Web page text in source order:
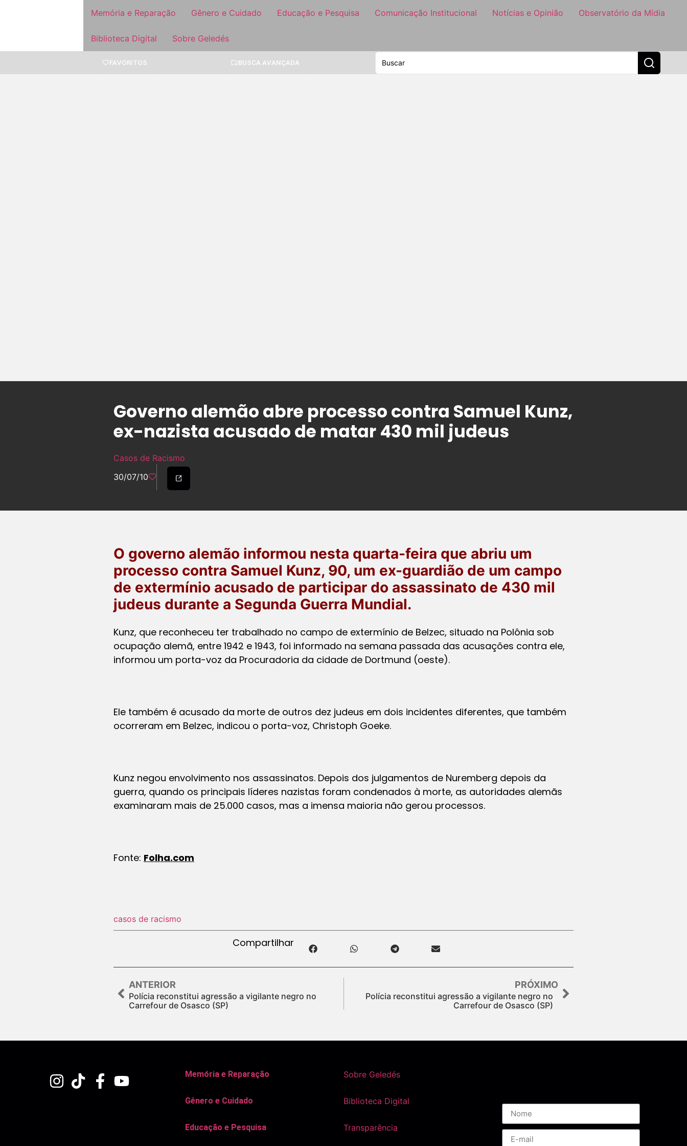
Memória e Reparação Gênero e Cuidado Educação e Pesquisa Comunicação Institucional Notícias e Opinião Observatório da Mídia
Biblioteca Digital Sobre Geledés
FAVORITOS BUSCA AVANÇADA
Governo alemão abre processo contra Samuel Kunz,
ex-nazista acusado de matar 430 mil judeus
Casos de Racismo
30/07/10
O governo alemão informou nesta quarta-feira que abriu um
processo contra Samuel Kunz, 90, um ex-guardião de um campo
de extermínio acusado de participar do assassinato de 430 mil
judeus durante a Segunda Guerra Mundial.
Kunz, que reconheceu ter trabalhado no campo de extermínio de Belzec, situado na Polônia sob
ocupação alemã, entre 1942 e 1943, foi informado na semana passada das acusações contra ele,
informou um porta-voz da Procuradoria da cidade de Dortmund (oeste).
Ele também é acusado da morte de outros dez judeus em dois incidentes diferentes, que também
ocorreram em Belzec, indicou o porta-voz, Christoph Goeke.
Kunz negou envolvimento nos assassinatos. Depois dos julgamentos de Nuremberg depois da
guerra, quando os principais líderes nazistas foram condenados à morte, as autoridades alemãs
examinaram mais de 25.000 casos, mas a imensa maioria não gerou processos.
Fonte: Folha.com
casos de racismo
Compartilhar
ANTERIOR
Polícia reconstitui agressão a vigilante negro no
Carrefour de Osasco (SP)
PRÓXIMO
Polícia reconstitui agressão a vigilante negro no
Carrefour de Osasco (SP)
Memória e Reparação
Gênero e Cuidado
Educação e Pesquisa
Sobre Geledés
Biblioteca Digital
Transparência